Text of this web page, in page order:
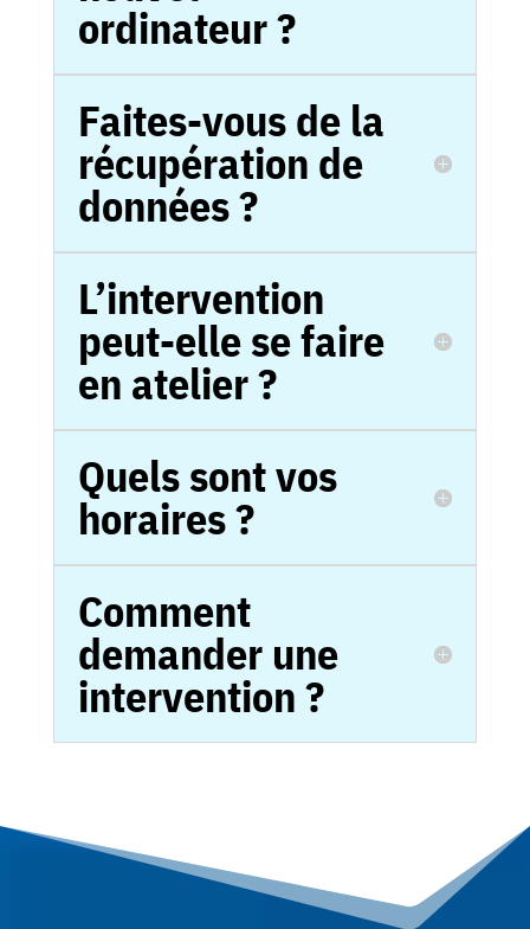
ordinateur ?
Faites-vous de la
récupération de
données ?
L’intervention
peut-elle se faire
en atelier ?
Quels sont vos
horaires ?
Comment
demander une
intervention ?